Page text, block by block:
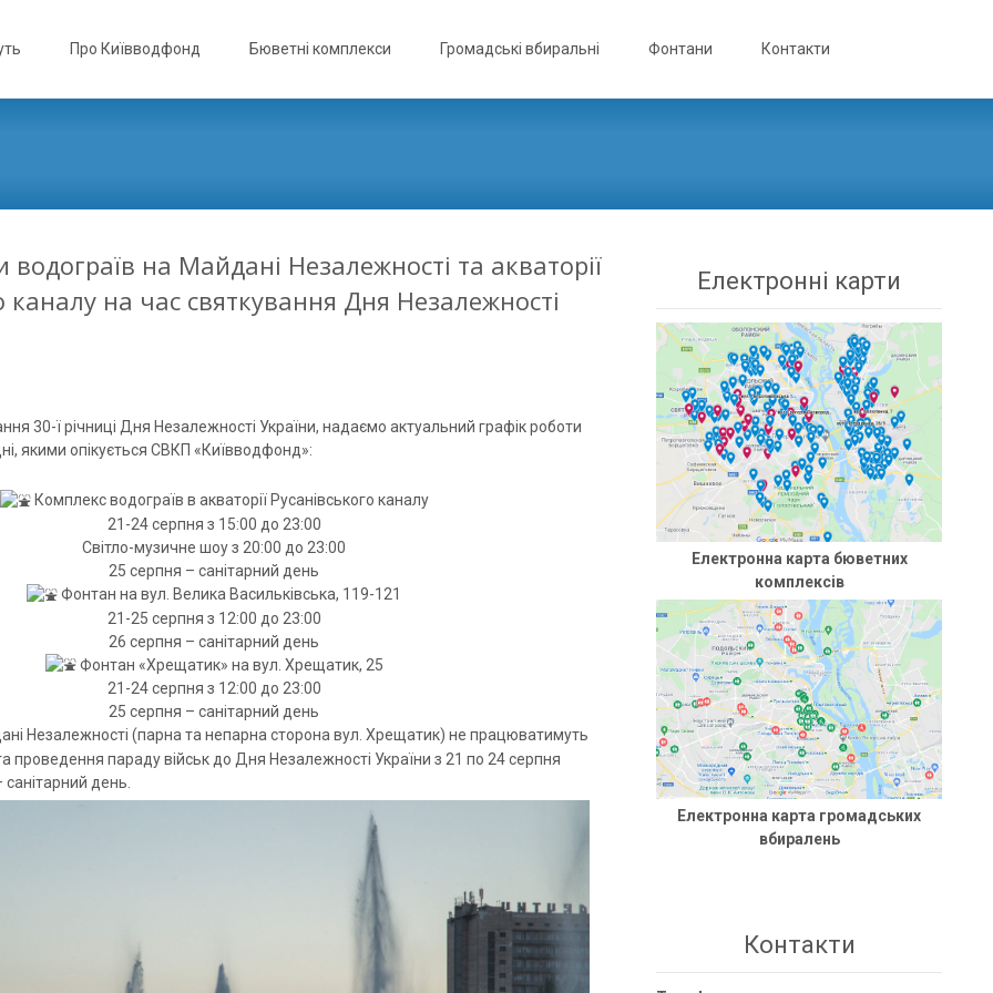
Про Київводфонд Бюветні комплекси Громадські вбиральні Фонтани Контакти
водограїв на Майдані Незалежності та акваторії
каналу на час святкування Дня Незалежності
30-ї річниці Дня Незалежності України, надаємо актуальний графік роботи
якими опікується СВКП «Київводфонд»:
Комплекс водограїв в акваторії Русанівського каналу
21-24 серпня з 15:00 до 23:00
Світло-музичне шоу з 20:00 до 23:00
25 серпня – санітарний день
Фонтан на вул. Велика Васильківська, 119-121
21-25 серпня з 12:00 до 23:00
26 серпня – санітарний день
Фонтан «Хрещатик» на вул. Хрещатик, 25
21-24 серпня з 12:00 до 23:00
25 серпня – санітарний день
Незалежності (парна та непарна сторона вул. Хрещатик) не працюватимуть
проведення параду військ до Дня Незалежності України з 21 по 24 серпня
день.
Електронні карти
Електронна карта бюветних
комплексів
Електронна карта громадських
вбиралень
Контакти